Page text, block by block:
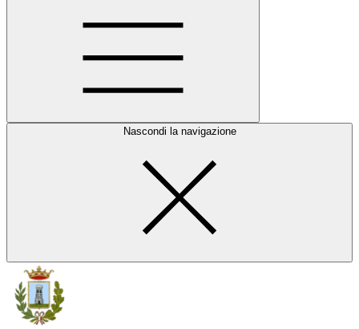
Nascondi la navigazione